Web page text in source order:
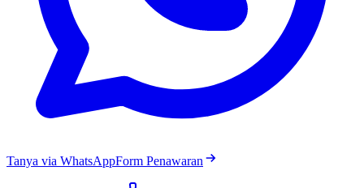
Tanya via WhatsAppForm Penawaran